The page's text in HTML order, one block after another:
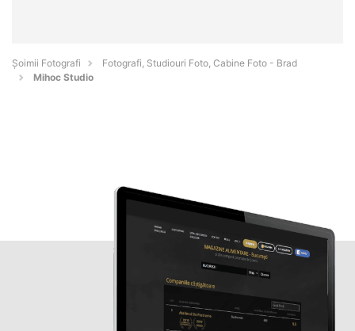
Șoimii Fotografi
Fotografi, Studiouri Foto, Cabine Foto - Brad
Mihoc Studio